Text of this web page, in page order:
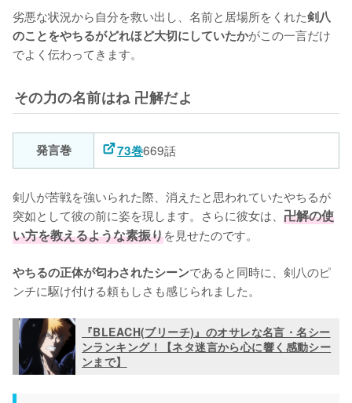
劣悪な状況から自分を救い出し、名前と居場所をくれた剣八
のことをやちるがどれほど大切にしていたかがこの一言だけ
でよく伝わってきます。
その力の名前はね 卍解だよ
発言巻 73巻669話
剣八が苦戦を強いられた際、消えたと思われていたやちるが
突如として彼の前に姿を現します。さらに彼女は、 卍解の使
い方を教えるような素振りを見せたのです。
やちるの正体が匂わされたシーンであると同時に、剣八のピ
ンチに駆け付ける頼もしさも感じられました。
『BLEACH(ブリーチ)』のオサレな名言・名シー
ンランキング！【ネタ迷言から心に響く感動シー
ンまで】